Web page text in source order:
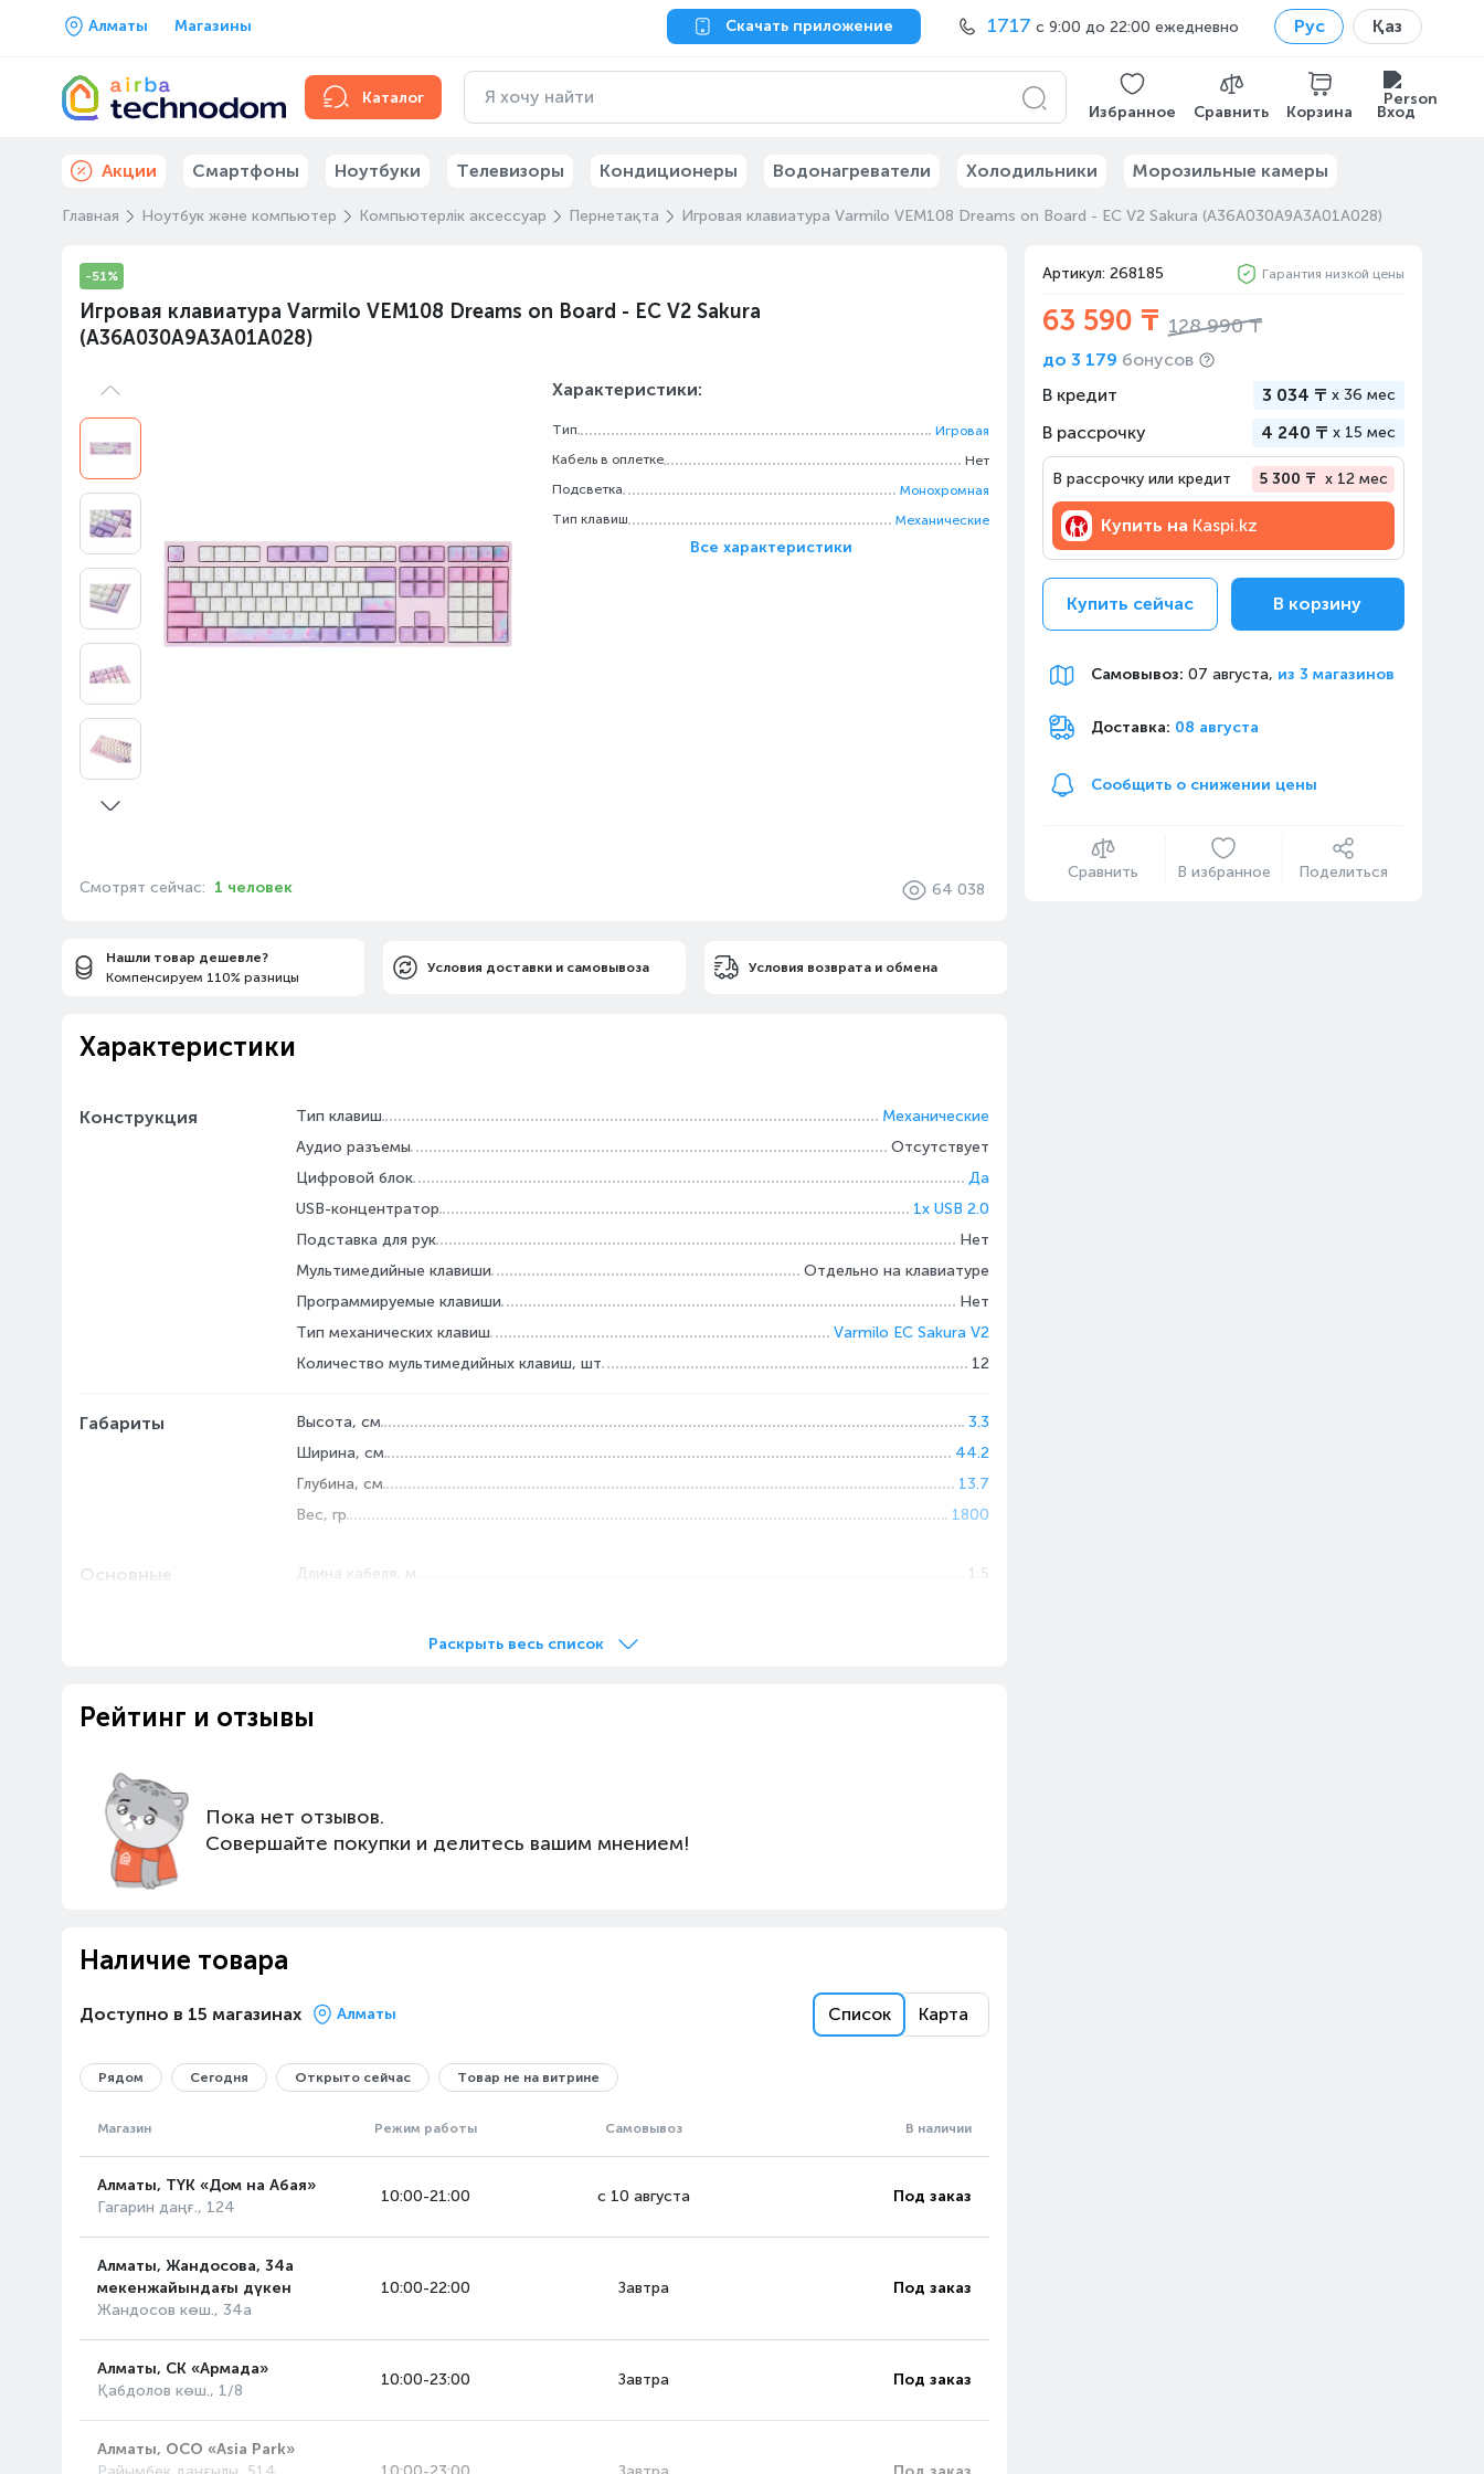
Алматы Магазины Скачать приложение 1717 с 9:00 до 22:00 ежедневно Рус Қаз
Каталог
Избранное Сравнить Корзина Вход
Акции Смартфоны Ноутбуки Телевизоры Кондиционеры Водонагреватели Холодильники Морозильные камеры
Главная Ноутбук және компьютер Компьютерлік аксессуар Пернетақта Игровая клавиатура Varmilo VEM108 Dreams on Board - EC V2 Sakura (A36A030A9A3A01A028)
-51%
Игровая клавиатура Varmilo VEM108 Dreams on Board - EC V2 Sakura
(A36A030A9A3A01A028)
Характеристики:
Тип
Игровая
Кабель в оплетке
Нет
Подсветка
Монохромная
Тип клавиш
Механические
Все характеристики
Смотрят сейчас: 1 человек 64 038
Артикул: 268185 Гарантия низкой цены
63 590 ₸ 128 990 ₸
до 3 179 бонусов
В кредит
3 034 ₸ x 36 мес
В рассрочку 4 240 ₸ x 15 мес
В рассрочку или кредит 5 300 ₸ x 12 мес
Купить на Kaspi.kz
Купить сейчас В корзину
Самовывоз: 07 августа, из 3 магазинов
Доставка: 08 августа
Сообщить о снижении цены
Сравнить В избранное Поделиться
Нашли товар дешевле?
Компенсируем 110% разницы
Условия доставки и самовывоза Условия возврата и обмена
Характеристики
Конструкция Тип клавиш
Механические
Аудио разъемы
Отсутствует
Цифровой блок
Да
USB-концентратор
1x USB 2.0
Подставка для рук
Нет
Мультимедийные клавиши
Отдельно на клавиатуре
Программируемые клавиши
Нет
Тип механических клавиш
Varmilo EC Sakura V2
Количество мультимедийных клавиш, шт
12
Габариты Высота, см
3.3
Ширина, см
44.2
Глубина, см
13.7
Вес, гр
1800
Основные
Длина кабеля, м
1.5
Тип подключения
Особенности
Комплектация
Крышка для защиты от пыли, Инструкция, Клавиатура,
Раскрыть весь список
Рейтинг и отзывы
Пока нет отзывов.
Совершайте покупки и делитесь вашим мнением!
Наличие товара
Доступно в 15 магазинах Алматы Список Карта
Рядом Сегодня Открыто сейчас Товар не на витрине
Магазин Режим работы Самовывоз В наличии
Алматы, ТҮК «Дом на Абая»
Гагарин даңғ., 124
10:00-21:00 с 10 августа Под заказ
Алматы, Жандосова, 34а
мекенжайындағы дүкен
Жандосов көш., 34а
10:00-22:00 Завтра Под заказ
Алматы, СК «Армада»
Қабдолов көш., 1/8
10:00-23:00 Завтра Под заказ
Алматы, ОСО «Asia Park»